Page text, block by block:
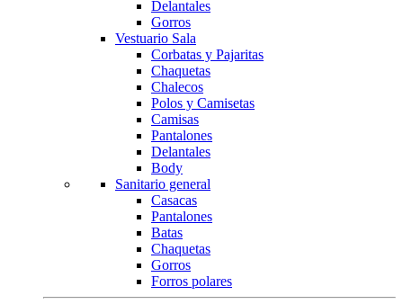
Delantales
Gorros
Vestuario Sala
Corbatas y Pajaritas
Chaquetas
Chalecos
Polos y Camisetas
Camisas
Pantalones
Delantales
Body
Sanitario general
Casacas
Pantalones
Batas
Chaquetas
Gorros
Forros polares